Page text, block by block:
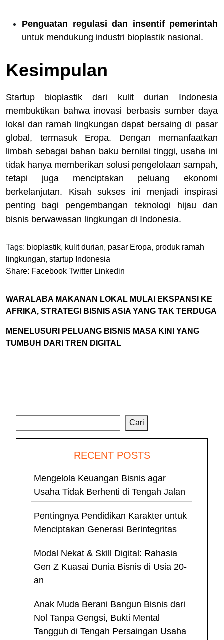
Penguatan regulasi dan insentif pemerintah
untuk mendukung industri bioplastik nasional.
Kesimpulan
Startup bioplastik dari kulit durian Indonesia
membuktikan bahwa inovasi berbasis sumber daya
lokal dan ramah lingkungan dapat bersaing di pasar
global, termasuk Eropa. Dengan memanfaatkan
limbah sebagai bahan baku bernilai tinggi, usaha ini
tidak hanya memberikan solusi pengelolaan sampah,
tetapi juga menciptakan peluang ekonomi
berkelanjutan. Kisah sukses ini menjadi inspirasi
penting bagi pengembangan teknologi hijau dan
bisnis berwawasan lingkungan di Indonesia.
Tags: bioplastik, kulit durian, pasar Eropa, produk ramah
lingkungan, startup Indonesia
Share: Facebook Twitter Linkedin
WARALABA MAKANAN LOKAL MULAI EKSPANSI KE
AFRIKA, STRATEGI BISNIS ASIA YANG TAK TERDUGA
MENELUSURI PELUANG BISNIS MASA KINI YANG
TUMBUH DARI TREN DIGITAL
Cari
RECENT POSTS
Mengelola Keuangan Bisnis agar
Usaha Tidak Berhenti di Tengah Jalan
Pentingnya Pendidikan Karakter untuk
Menciptakan Generasi Berintegritas
Modal Nekat & Skill Digital: Rahasia
Gen Z Kuasai Dunia Bisnis di Usia 20-
an
Anak Muda Berani Bangun Bisnis dari
Nol Tanpa Gengsi, Bukti Mental
Tangguh di Tengah Persaingan Usaha